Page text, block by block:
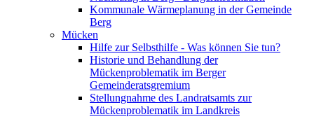
Kommunale Wärmeplanung in der Gemeinde
Berg
Mücken
Hilfe zur Selbsthilfe - Was können Sie tun?
Historie und Behandlung der
Mückenproblematik im Berger
Gemeinderatsgremium
Stellungnahme des Landratsamts zur
Mückenproblematik im Landkreis